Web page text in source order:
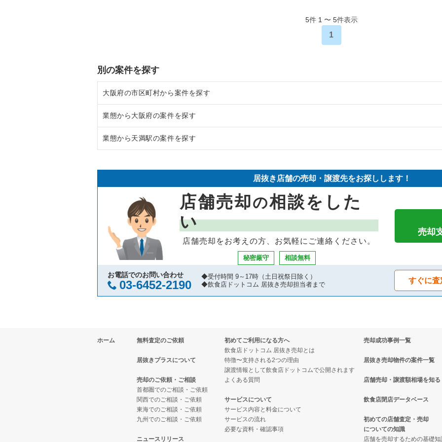
5件 1 〜 5件表示
1
別の案件を探す
大阪府の市区町村から案件を探す
大阪市北区の飲食店の居抜き売却物件の案件一覧
大阪市中央区の飲食店の居抜き売却物件の案件一覧
堺市北区の飲食店の居抜き売却物件の案件一覧
堺市中区の飲食店の居抜き売却物件の案件一覧
大阪市西区の飲食店の居抜き売却物件の案件一覧
茨木市の飲食店の居抜き売却物件の案件一覧
大阪市福島区の飲食店の居抜き売却物件の案件一覧
豊中市の飲食店の居抜き売却物件の案件一覧
大阪市阿倍野区の飲食店の居抜き売却物件の案件一覧
東大阪市の飲食店の居抜き売却物件の案件一覧
吹田市の飲食店の居抜き売却物件の案件一覧
大阪市西成区の飲食店の居抜き売却物件の案件一覧
堺市堺区の飲食店の居抜き売却物件の案件一覧
業態から大阪府の案件を探す
大阪府のラーメンの居抜き売却物件の案件一覧
大阪府のイタリア料理の居抜き売却物件の案件一覧
大阪府の中華の居抜き売却物件の案件一覧
大阪府のそば・うどんの居抜き売却物件の案件一覧
大阪府の寿司の居抜き売却物件の案件一覧
大阪府の焼肉の居抜き売却物件の案件一覧
大阪府の鉄板焼き・お好み焼の居抜き売却物件の案件一覧
大阪府のカフェの居抜き売却物件の案件一覧
大阪府のテイクアウトの居抜き売却物件の案件一覧
大阪府のお弁当・惣菜・デリの居抜き売却物件の案件一覧
大阪府のカラオケ・パブ・スナックの居抜き売却物件の案件一覧
大阪府のバーの居抜き売却物件の案件一覧
業態から天満駅の案件を探す
天満駅のアジア料理の居抜き売却物件の案件一覧
天満駅のカフェの居抜き売却物件の案件一覧
天満駅のお弁当・惣菜・デリの居抜き売却物件の案件一覧
天満駅のバーの居抜き売却物件の案件一覧
天満駅の居酒屋・ダイニングバーの居抜き売却物件の案件一覧
天満駅のその他の居抜き売却物件の案件一覧
居抜き店舗の売却・譲渡先をお探しします！
店舗売却の相談をした
い
店舗売却をお考えの方、お気軽にご連絡ください。
秘密厳守 相談無料
売却
お電話でのお問い合わせ
03-6452-2190
◆受付時間 9～17時（土日祝祭日除く）
◆飲食店ドットコム 居抜き売却担当者まで
すぐに査
ホーム 無料査定のご依頼
居抜きプラスについて
売却のご依頼・ご相談
首都圏でのご相談・ご依頼
関西でのご相談・ご依頼
東海でのご相談・ご依頼
九州でのご相談・ご依頼
ニュースリリース
初めてご利用になる方へ
飲食店ドットコム 居抜き売却とは
特徴〜支持される2つの理由
譲渡情報として飲食店ドットコムで公開されます
よくある質問
サービスについて
サービス内容と料金について
サービスの流れ
必要な資料・確認事項
売却成功事例一覧
居抜き売却物件の案件一覧
店舗売却・譲渡額相場を知る
飲食店閉店データベース
初めての店舗査定・売却
についての知識
店舗を売却するための基礎知